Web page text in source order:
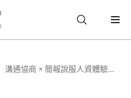
溝通協商 × 簡報說服人資體驗